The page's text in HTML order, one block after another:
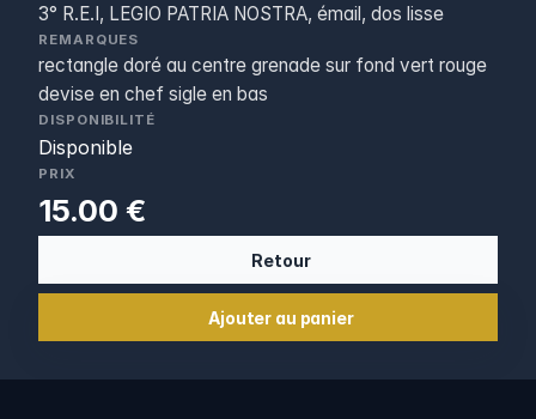
3° R.E.I, LEGIO PATRIA NOSTRA, émail, dos lisse
REMARQUES
rectangle doré au centre grenade sur fond vert rouge
devise en chef sigle en bas
DISPONIBILITÉ
Disponible
PRIX
15.00 €
Retour
Ajouter au panier